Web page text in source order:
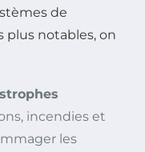
de
plus notables, on
incendies et
les